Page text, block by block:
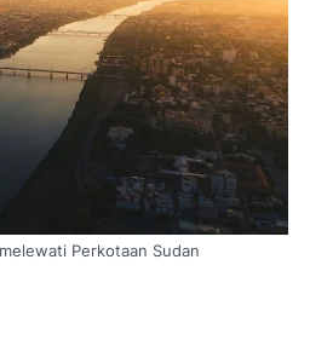
Perkotaan Sudan